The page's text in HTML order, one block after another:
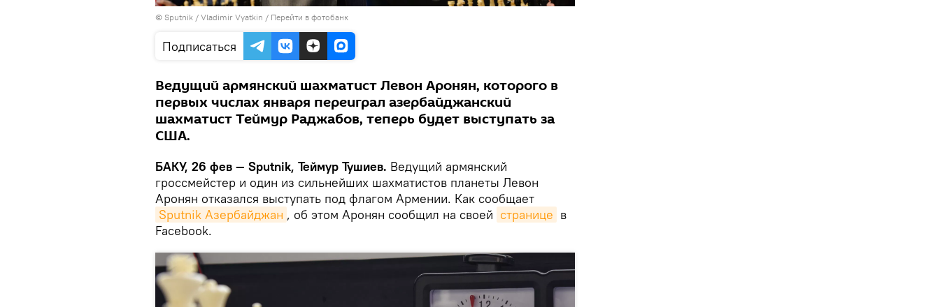
© Sputnik / Vladimir Vyatkin / Перейти в фотобанк
Подписаться
Ведущий армянский шахматист Левон Аронян, которого в
первых числах января переиграл азербайджанский
шахматист Теймур Раджабов, теперь будет выступать за
США.
БАКУ, 26 фев — Sputnik, Теймур Тушиев. Ведущий армянский
гроссмейстер и один из сильнейших шахматистов планеты Левон
Аронян отказался выступать под флагом Армении. Как сообщает
Sputnik Азербайджан , об этом Аронян сообщил на своей странице в
Facebook.